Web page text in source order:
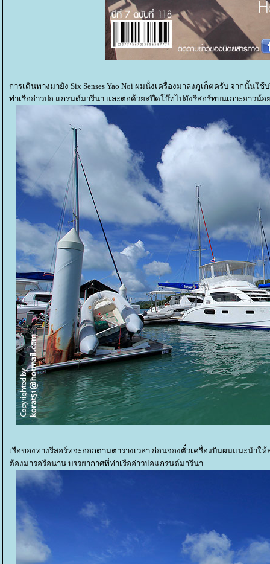
การเดินทางมายัง Six Senses Yao Noi ผมนั่งเครื่องมาลงภูเก็ตครับ จากนั้น
ท่าเรืออ่าวปอ แกรนด์มารีนา และต่อด้วยสปีดโบ๊ทไปยังรีสอร์ทบนเกาะยาวน้
เรือของทางรีสอร์ทจะออกตามตารางเวลา ก่อนจองตั๋วเครื่องบินผมแนะนำ
ต้องมารอรือนาน บรรยากาศที่ท่าเรืออ่าวปอแกรนด์มารีนา